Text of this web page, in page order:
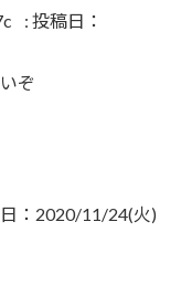
: 投稿日：
ぞ
：2020/11/24(火)